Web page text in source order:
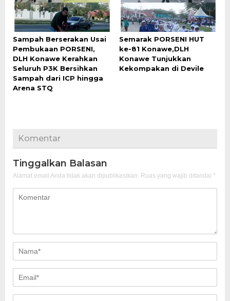
Sampah Berserakan Usai
Pembukaan PORSENI,
DLH Konawe Kerahkan
Seluruh P3K Bersihkan
Sampah dari ICP hingga
Arena STQ
Semarak PORSENI HUT
ke-81 Konawe,DLH
Konawe Tunjukkan
Kekompakan di Devile
Komentar
Tinggalkan Balasan
Alamat email Anda tidak akan dipublikasikan. Ruas yang wajib ditandai *